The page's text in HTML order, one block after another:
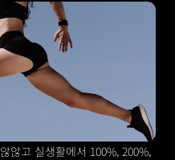
않고 실생활에서 100%, 200%,